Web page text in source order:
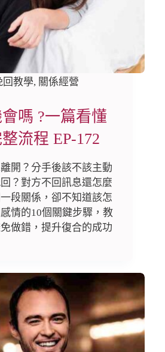
回教學, 關係經營
嗎 ?一篇看懂
流程 EP-172
開？分手後該不該主動
？對方不回訊息還怎麼
段關係，卻不知道該怎
情的10個關鍵步驟，教
做錯，提升復合的成功